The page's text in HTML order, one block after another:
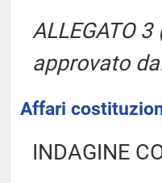
ALLEGATO
approvato
Affari
INDAGINE